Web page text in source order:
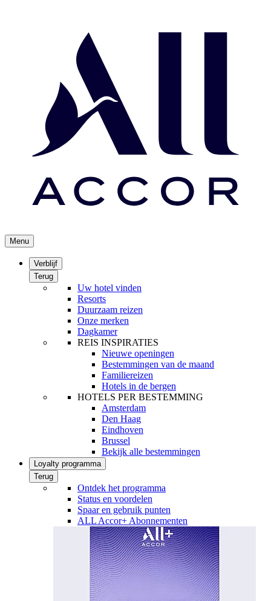
Menu
Verblijf
Terug
Uw hotel vinden
Resorts
Duurzaam reizen
Onze merken
Dagkamer
REIS INSPIRATIES
Nieuwe openingen
Bestemmingen van de maand
Familiereizen
Hotels in de bergen
HOTELS PER BESTEMMING
Amsterdam
Den Haag
Eindhoven
Brussel
Bekijk alle bestemmingen
Loyalty programma
Terug
Ontdek het programma
Status en voordelen
Spaar en gebruik punten
ALL Accor+ Abonnementen